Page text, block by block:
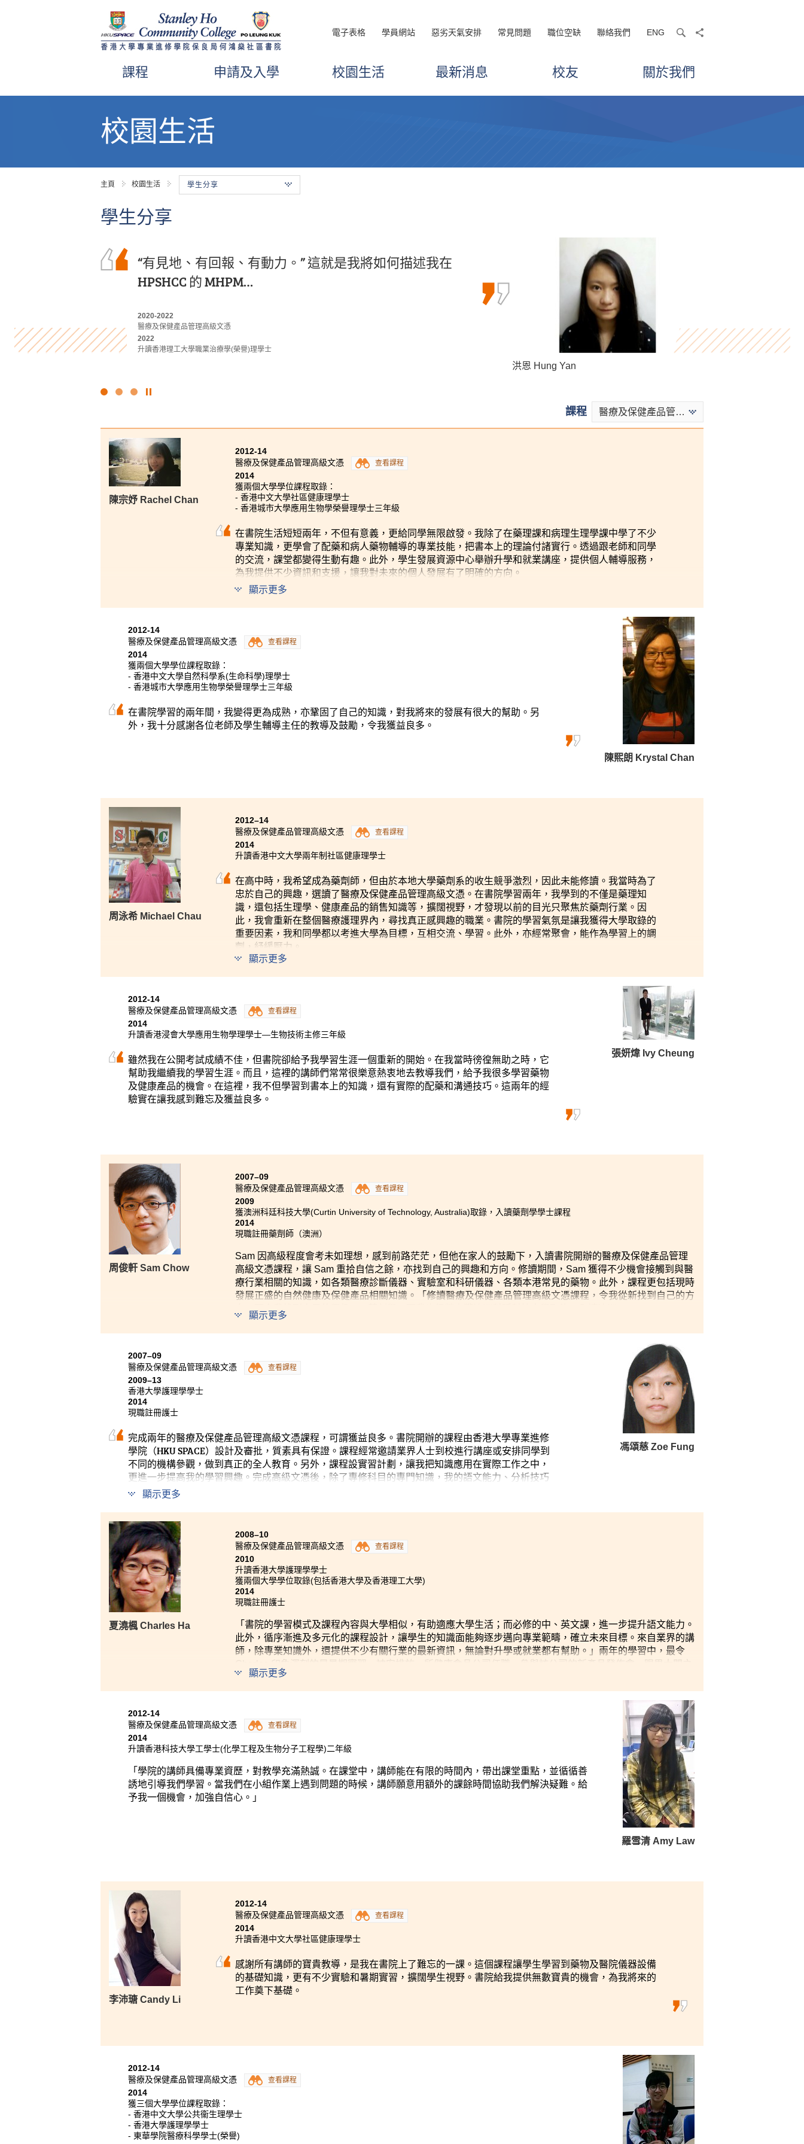
電子表格 學員網站 惡劣天氣安排 常見問題 職位空缺 聯絡我們 ENG searchshare
課程 申請及入學 校園生活 最新消息 校友 關於我們
校園生活
主頁 校園生活 學生分享
學生分享
“有見地、有回報、有動力。” 這就是我將如何描述我在
HPSHCC 的 MHPM…
2020-2022
醫療及保健產品管理高級文憑
2022
升讀香港理工大學職業治療學(榮譽)理學士
洪恩 Hung Yan
我經常以「為社會貢獻赤誠之心」的心態去學習，加上適當
的課外實踐實習活動，所以最後如願升讀大學。
2022-2024
應用社會科學副學士 (刑事司法及執法)
2024
升讀香港大學社會科學學士 (高年級入學)
候振海 Henry Hau
我衷心感謝書院提供了優良的學習環境和高質素的教育資
源。專業的講師們大大提升了我對旅遊與會展管理學科的理
2023-2025
旅遊、會展及節目管理高級文憑
林嘉華 Kevin Lin
點
幻
燈
片
課程 醫療及保健產品管理 - 醫療及保健產品
陳宗妤 Rachel Chan
2012-14
醫療及保健產品管理高級文憑
查看課程
2014
獲兩個大學學位課程取錄：
- 香港中文大學社區健康理學士
- 香港城市大學應用生物學榮譽理學士三年級
在書院生活短短兩年，不但有意義，更給同學無限啟發。我除了在藥理課和病理生理學課中學了不少
專業知識，更學會了配藥和病人藥物輔導的專業技能，把書本上的理論付諸實行。透過跟老師和同學
的交流，課堂都變得生動有趣。此外，學生發展資源中心舉辦升學和就業講座，提供個人輔導服務，
為我提供不少資訊和支援，讓我對未來的個人發展有了明確的方向。
顯示更多
陳熙朗 Krystal Chan
2012-14
醫療及保健產品管理高級文憑
查看課程
2014
獲兩個大學學位課程取錄：
- 香港中文大學自然科學系(生命科學)理學士
- 香港城市大學應用生物學榮譽理學士三年級
在書院學習的兩年間，我變得更為成熟，亦鞏固了自己的知識，對我將來的發展有很大的幫助。另
外，我十分感謝各位老師及學生輔導主任的教導及鼓勵，令我獲益良多。
周泳希 Michael Chau
2012–14
醫療及保健產品管理高級文憑
查看課程
2014
升讀香港中文大學兩年制社區健康理學士
在高中時，我希望成為藥劑師，但由於本地大學藥劑系的收生競爭激烈，因此未能修讀。我當時為了
忠於自己的興趣，選讀了醫療及保健產品管理高級文憑。在書院學習兩年，我學到的不僅是藥理知
識，還包括生理學、健康產品的銷售知識等，擴闊視野，才發現以前的目光只聚焦於藥劑行業。因
此，我會重新在整個醫療護理界內，尋找真正感興趣的職業。書院的學習氣氛是讓我獲得大學取錄的
重要因素，我和同學都以考進大學為目標，互相交流、學習。此外，亦經常聚會，能作為學習上的調
劑，紓緩壓力。
顯示更多
張妍煒 Ivy Cheung
2012-14
醫療及保健產品管理高級文憑
查看課程
2014
升讀香港浸會大學應用生物學理學士—生物技術主修三年級
雖然我在公開考試成績不佳，但書院卻給予我學習生涯一個重新的開始。在我當時徬徨無助之時，它
幫助我繼續我的學習生涯。而且，這裡的講師們常常很樂意熱衷地去教導我們，給予我很多學習藥物
及健康產品的機會。在這裡，我不但學習到書本上的知識，還有實際的配藥和溝通技巧。這兩年的經
驗實在讓我感到難忘及獲益良多。
周俊軒 Sam Chow
2007–09
醫療及保健產品管理高級文憑
查看課程
2009
獲澳洲科廷科技大學(Curtin University of Technology, Australia)取錄，入讀藥劑學學士課程
2014
現職註冊藥劑師（澳洲）
Sam 因高級程度會考未如理想，感到前路茫茫，但他在家人的鼓勵下，入讀書院開辦的醫療及保健產品管理
高級文憑課程，讓 Sam 重拾自信之餘，亦找到自己的興趣和方向。修讀期間，Sam 獲得不少機會接觸到與醫
療行業相關的知識，如各類醫療診斷儀器、實驗室和科研儀器、各類本港常見的藥物。此外，課程更包括現時
發展正盛的自然健康及保健產品相關知識。「修讀醫療及保健產品管理高級文憑課程，令我從新找到自己的方
向，更令我找到自己的興趣 ── 藥劑學，而我也很榮幸獲澳洲科廷科技大學取錄，入讀澳洲 Pharmacy Board
認可的藥劑學學士課程，踏上考取執業藥劑師資格的里程。我想藉此機會，感謝所有導師的悉心教導，也感謝
書院為我們一群曾失意於傳統學制和公開考試的同學，提供了一個展示才華的機會」。
顯示更多
馮頌慈 Zoe Fung
2007–09
醫療及保健產品管理高級文憑
查看課程
2009–13
香港大學護理學學士
2014
現職註冊護士
完成兩年的醫療及保健產品管理高級文憑課程，可謂獲益良多。書院開辦的課程由香港大學專業進修
學院（HKU SPACE）設計及審批，質素具有保證。課程經常邀請業界人士到校進行講座或安排同學到
不同的機構參觀，做到真正的全人教育。另外，課程設實習計劃，讓我把知識應用在實際工作之中，
更進一步提高我的學習興趣。完成高級文憑後，除了專修科目的專門知識，我的語文能力、分析技巧
及溝通能力亦大有進步。
顯示更多
夏澆楓 Charles Ha
2008–10
醫療及保健產品管理高級文憑
查看課程
2010
升讀香港大學護理學學士
獲兩個大學學位取錄(包括香港大學及香港理工大學)
2014
現職註冊護士
「書院的學習模式及課程內容與大學相似，有助適應大學生活；而必修的中、英文課，進一步提升語文能力。
此外，循序漸進及多元化的課程設計，讓學生的知識面能夠逐步邁向專業範疇，確立未來目標。來自業界的講
師，除專業知識外，還提供不少有關行業的最新資訊，無論對升學或就業都有幫助。」兩年的學習中，最令
餘，亦加深對保健產品行業的認識。
顯示更多
羅雪清 Amy Law
2012-14
醫療及保健產品管理高級文憑
查看課程
2014
升讀香港科技大學工學士(化學工程及生物分子工程學)二年級
「學院的講師具備專業資歷，對教學充滿熱誠。在課堂中，講師能在有限的時間內，帶出課堂重點，並循循善
誘地引導我們學習。當我們在小組作業上遇到問題的時候，講師願意用額外的課餘時間協助我們解決疑難。 給
予我一個機會，加強自信心。」
李沛瑭 Candy Li
2012-14
醫療及保健產品管理高級文憑
查看課程
2014
升讀香港中文大學社區健康理學士
感謝所有講師的寶貴教導，是我在書院上了難忘的一課。這個課程讓學生學習到藥物及醫院儀器設備
的基礎知識，更有不少實驗和暑期實習，擴闊學生視野。書院給我提供無數寶貴的機會，為我將來的
工作奠下基礎。
2012-14
醫療及保健產品管理高級文憑
查看課程
2014
獲三個大學學位課程取錄：
- 香港中文大學公共衞生理學士
- 香港大學護理學學士
- 東華學院醫療科學學士(榮譽)